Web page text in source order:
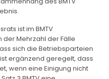
ist im BMTV
Mehrzahl der Fälle
sich die Betriebsparteien
ergänzend geregelt, dass
wenn eine Einigung nicht